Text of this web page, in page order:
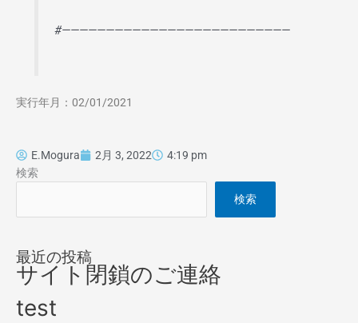
#——————————————————————————
実行年月：02/01/2021
E.Mogura 2月 3, 2022
4:19 pm
検索
検索
最近の投稿
サイト閉鎖のご連絡
test